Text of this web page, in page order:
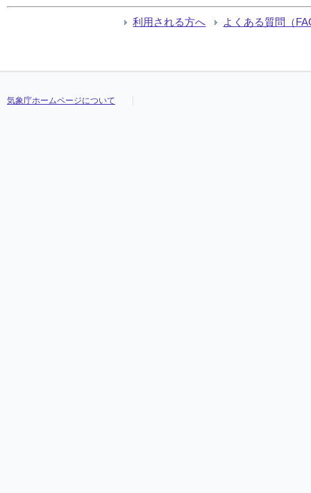
利用される方へ よくある質問（
気象庁ホームページについて